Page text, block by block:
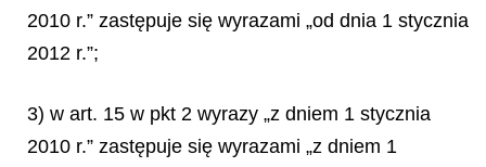
2010 r.” zastępuje się wyrazami „od dnia 1 stycznia
2012 r.”;
3) w art. 15 w pkt 2 wyrazy „z dniem 1 stycznia
2010 r.” zastępuje się wyrazami „z dniem 1